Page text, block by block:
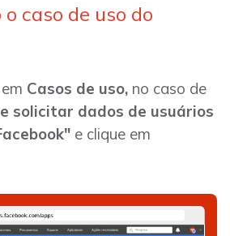
caso de uso do
Casos de uso, no caso de
solicitar dados de usuários
e clique em